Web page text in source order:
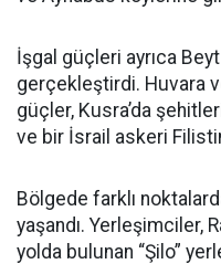
İşgal güçleri ayrıca
gerçekleştirdi. Huvara
güçler, Kusra’da
ve bir İsrail askeri
Bölgede farklı
yaşandı. Yerleşimciler,
yolda bulunan “Şilo”